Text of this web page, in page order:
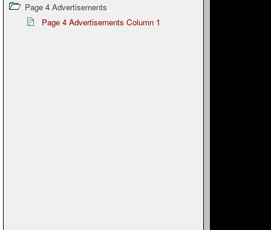
Page 4 Advertisements
Page 4 Advertisements Column 1